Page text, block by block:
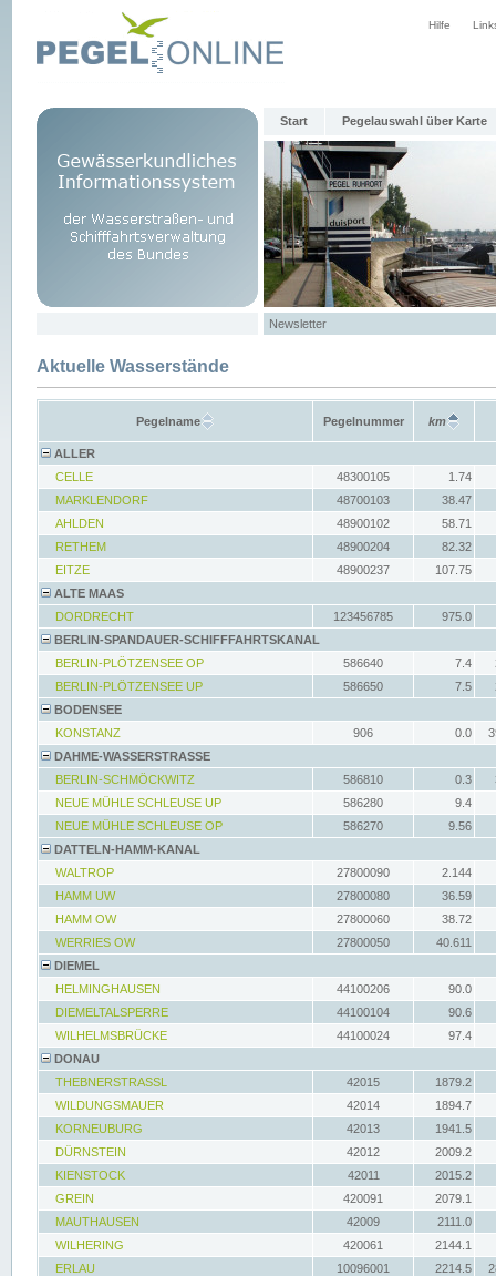
Hilfe
Start Pegelauswahl über Karte
Newsletter
Aktuelle Wasserstände
Pegelname Pegelnummer km
ALLER
CELLE
48300105
1.74
MARKLENDORF
48700103
38.47
AHLDEN
48900102
58.71
RETHEM
48900204
82.32
EITZE
48900237
107.75
ALTE MAAS
DORDRECHT
123456785
975.0
BERLIN-SPANDAUER-SCHIFFFAHRTSKANAL
BERLIN-PLÖTZENSEE OP
586640 7.4
BERLIN-PLÖTZENSEE UP
586650 7.5
BODENSEE
KONSTANZ
906 0.0
DAHME-WASSERSTRASSE
BERLIN-SCHMÖCKWITZ
586810 0.3
NEUE MÜHLE SCHLEUSE UP
586280
9.4
NEUE MÜHLE SCHLEUSE OP
586270
9.56
DATTELN-HAMM-KANAL
WALTROP
27800090
2.144
HAMM UW
27800080
36.59
HAMM OW
27800060
38.72
WERRIES OW
27800050
40.611
DIEMEL
HELMINGHAUSEN
44100206
90.0
DIEMELTALSPERRE
44100104
90.6
WILHELMSBRÜCKE
44100024
97.4
DONAU
THEBNERSTRASSL
42015
1879.2
WILDUNGSMAUER
42014
1894.7
KORNEUBURG
42013
1941.5
DÜRNSTEIN
42012
2009.2
KIENSTOCK
42011
2015.2
GREIN
420091
2079.1
MAUTHAUSEN
42009
2111.0
WILHERING
420061
2144.1
ERLAU
10096001 2214.5